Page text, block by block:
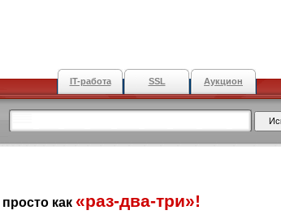
IT-работа SSL Аукцион
как «раз-два-три»!